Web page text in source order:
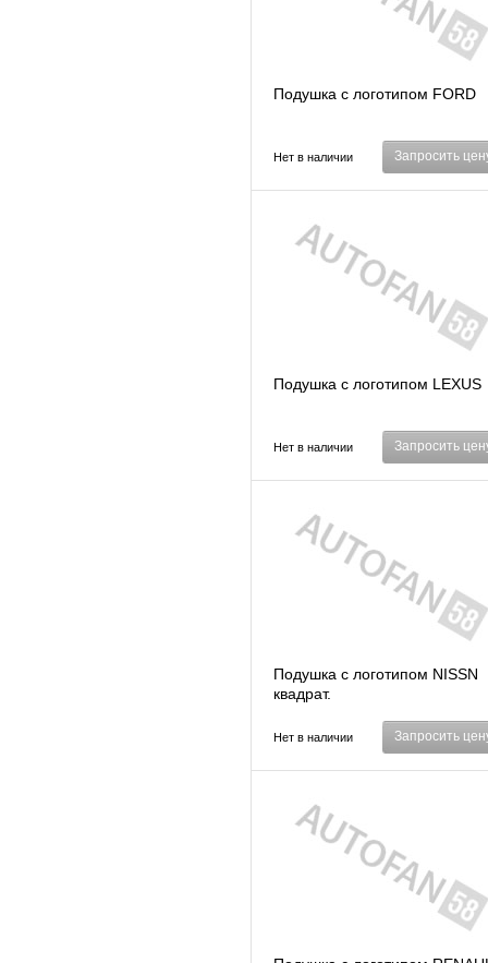
Подушка с логотипом FORD
Нет в наличии Запросить
Подушка с логотипом LEXUS
Нет в наличии Запросить
Подушка с логотипом NISSN
квадрат.
Нет в наличии Запросить